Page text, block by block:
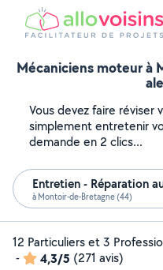
Mécaniciens moteur à
Vous devez faire
simplement entretenir
demande en 2 clics...
Entretien - Réparation
à Montoir-de-Bretagne (44)
12 Particuliers et 3
-
4,3/5 (271 avis)